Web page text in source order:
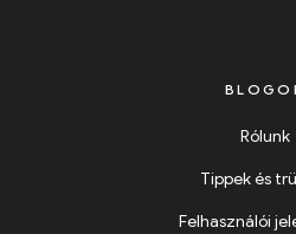
Rólunk
Tippek és
Felhasználói